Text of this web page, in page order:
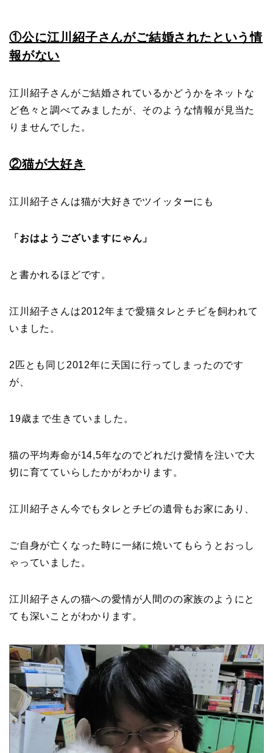
①公に江川紹子さんがご結婚されたという情
報がない
江川紹子さんがご結婚されているかどうかをネットな
ど色々と調べてみましたが、そのような情報が見当た
りませんでした。
②猫が大好き
江川紹子さんは猫が大好きでツイッターにも
「おはようございますにゃん」
と書かれるほどです。
江川紹子さんは2012年まで愛猫タレとチビを飼われて
いました。
2匹とも同じ2012年に天国に行ってしまったのです
が、
19歳まで生きていました。
猫の平均寿命が14,5年なのでどれだけ愛情を注いで大
切に育てていらしたかがわかります。
江川紹子さん今でもタレとチビの遺骨もお家にあり、
ご自身が亡くなった時に一緒に焼いてもらうとおっし
ゃっていました。
江川紹子さんの猫への愛情が人間のの家族のようにと
ても深いことがわかります。